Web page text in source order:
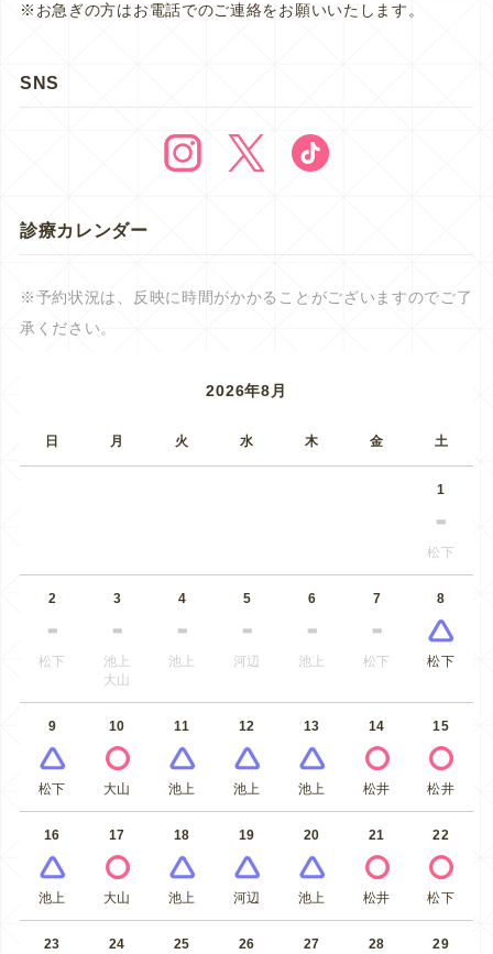
※お急ぎの方はお電話でのご連絡をお願いいたします。
SNS
診療カレンダー
※予約状況は、反映に時間がかかることがございますのでご了
承ください。
2026年8月
日 月 火 水 木 金 土
1
松下
2
松下
3
池上
大山
4
池上
5
河辺
6
池上
7
松下
8
松下
9
松下
10
大山
11
池上
12
池上
13
池上
14
松井
15
松井
16
池上
17
大山
18
池上
19
河辺
20
池上
21
松井
22
松下
23 24 25 26 27 28 29